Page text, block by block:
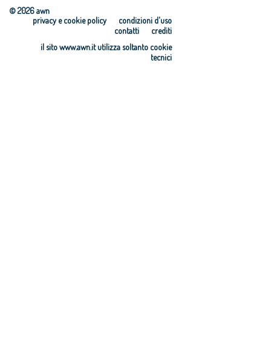
© 2026 awn
condizioni d'uso
privacy e cookie policy
crediti
contatti
il sito www.awn.it utilizza soltanto cookie
tecnici